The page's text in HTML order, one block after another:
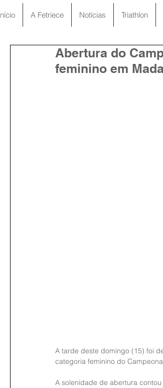
A Fetriece Notícias Triathlon
Abertura do
feminino em
A tarde deste domingo (15) foi
categoria feminino do
A solenidade de abertura